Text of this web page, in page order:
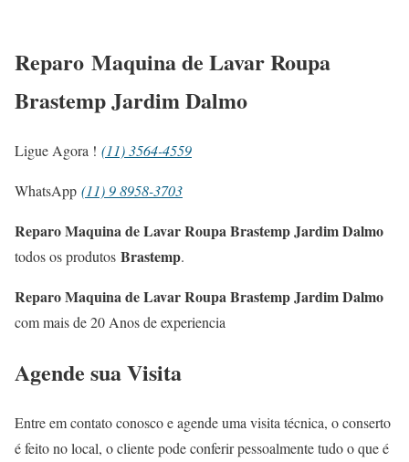
Reparo Maquina de Lavar Roupa
Brastemp Jardim Dalmo
Ligue Agora ! (11) 3564-4559
WhatsApp (11) 9 8958-3703
Reparo Maquina de Lavar Roupa Brastemp Jardim Dalmo
todos os produtos Brastemp.
Reparo Maquina de Lavar Roupa Brastemp Jardim Dalmo
com mais de 20 Anos de experiencia
Agende sua Visita
Entre em contato conosco e agende uma visita técnica, o conserto
é feito no local, o cliente pode conferir pessoalmente tudo o que é